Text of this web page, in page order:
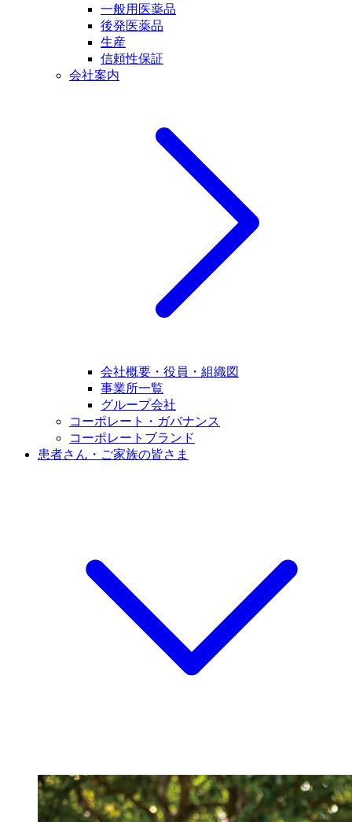
一般用医薬品
後発医薬品
生産
信頼性保証
会社案内
会社概要・役員・組織図
事業所一覧
グループ会社
コーポレート・ガバナンス
コーポレートブランド
患者さん・ご家族の皆さま